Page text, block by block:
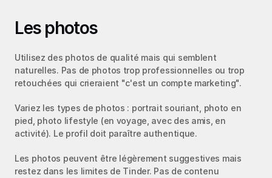
Les photos
Utilisez des photos de qualité mais qui semblent
naturelles. Pas de photos trop professionnelles ou trop
retouchées qui crieraient "c'est un compte marketing".
Variez les types de photos : portrait souriant, photo en
pied, photo lifestyle (en voyage, avec des amis, en
activité). Le profil doit paraître authentique.
Les photos peuvent être légèrement suggestives mais
restez dans les limites de Tinder. Pas de contenu